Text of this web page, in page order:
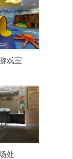
戏室
处